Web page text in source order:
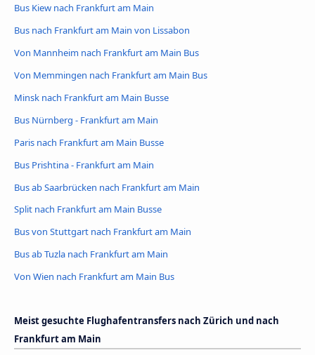
Bus Kiew nach Frankfurt am Main
Bus nach Frankfurt am Main von Lissabon
Von Mannheim nach Frankfurt am Main Bus
Von Memmingen nach Frankfurt am Main Bus
Minsk nach Frankfurt am Main Busse
Bus Nürnberg - Frankfurt am Main
Paris nach Frankfurt am Main Busse
Bus Prishtina - Frankfurt am Main
Bus ab Saarbrücken nach Frankfurt am Main
Split nach Frankfurt am Main Busse
Bus von Stuttgart nach Frankfurt am Main
Bus ab Tuzla nach Frankfurt am Main
Von Wien nach Frankfurt am Main Bus
Meist gesuchte Flughafentransfers nach Zürich und nach
Frankfurt am Main